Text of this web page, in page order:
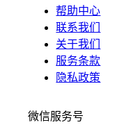
帮助中心
联系我们
关于我们
服务条款
隐私政策
微信服务号